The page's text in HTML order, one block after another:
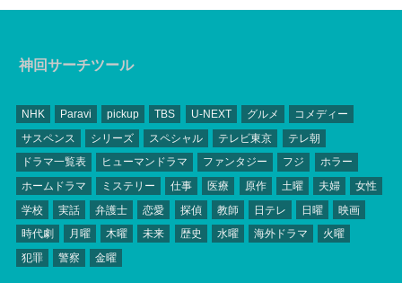
神回サーチツール
NHK Paravi pickup TBS U-NEXT グルメ
コメディー
サスペンス
シリーズ スペシャル テレビ東京
テレ朝
ドラマ一覧表
ヒューマンドラマ ファンタジー フジ
ホラー
ホームドラマ
ミステリー 仕事 医療 原作 土曜 夫婦
女性
学校
実話 弁護士 恋愛 探偵 教師 日テレ 日曜
映画
時代劇
月曜 木曜 未来 歴史 水曜 海外ドラマ
火曜
犯罪
警察 金曜